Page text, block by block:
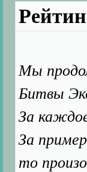
Мы
Битвы
За
За
то